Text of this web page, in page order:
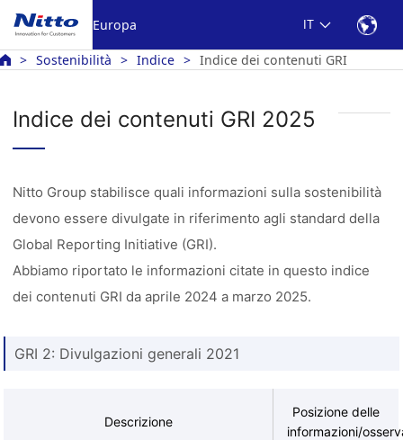
Europa IT
Sostenibilità Indice Indice dei contenuti GRI
Indice dei contenuti GRI 2025
Nitto Group stabilisce quali informazioni sulla sostenibilità
devono essere divulgate in riferimento agli standard della
Global Reporting Initiative (GRI).
Abbiamo riportato le informazioni citate in questo indice
dei contenuti GRI da aprile 2024 a marzo 2025.
GRI 2: Divulgazioni generali 2021
Descrizione
Posizione delle
informazioni/